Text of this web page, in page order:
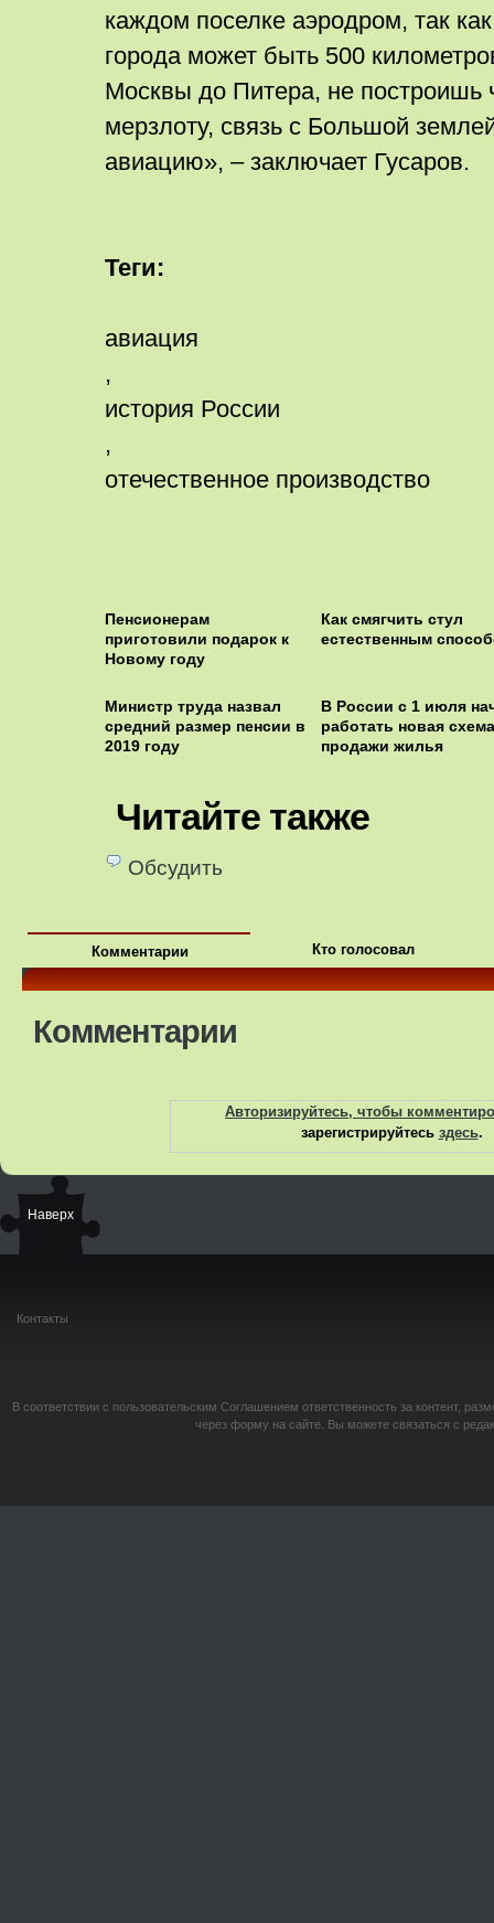
каждом поселке аэродром, так
города может быть 500
Москвы до Питера, не построишь
мерзлоту, связь с Большой
авиацию», – заключает Гусаров.
Теги:
авиация
,
история России
,
отечественное производство
Пенсионерам
приготовили подарок к
Новому году
Как смягчить стул
естественным
Министр труда назвал
средний размер пенсии в
2019 году‍
В России с 1 июля
работать новая схема
продажи жилья
Читайте также
Обсудить
Комментарии Кто голосовал
Комментарии
Авторизируйтесь, чтобы
зарегистрируйтесь здесь.
Наверх
Контакты
В соответствии с пользовательским Соглашением ответственность за контент,
через форму на сайте. Вы можете связаться с